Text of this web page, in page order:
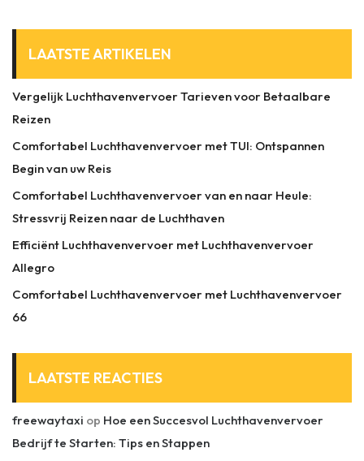
LAATSTE ARTIKELEN
Vergelijk Luchthavenvervoer Tarieven voor Betaalbare
Reizen
Comfortabel Luchthavenvervoer met TUI: Ontspannen
Begin van uw Reis
Comfortabel Luchthavenvervoer van en naar Heule:
Stressvrij Reizen naar de Luchthaven
Efficiënt Luchthavenvervoer met Luchthavenvervoer
Allegro
Comfortabel Luchthavenvervoer met Luchthavenvervoer
66
LAATSTE REACTIES
freewaytaxi op Hoe een Succesvol Luchthavenvervoer
Bedrijf te Starten: Tips en Stappen